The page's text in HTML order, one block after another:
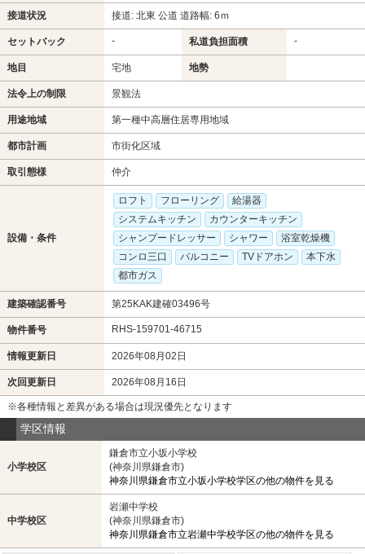
接道状況 接道: 北東 公道 道路幅: 6ｍ
セットバック - 私道負担面積 -
地目 宅地 地勢
法令上の制限 景観法
用途地域 第一種中高層住居専用地域
都市計画 市街化区域
取引態様 仲介
設備・条件
ロフト フローリング
給湯器
システムキッチン
カウンターキッチン
シャンプードレッサー
シャワー
浴室乾燥機
コンロ三口
バルコニー TVドアホン
本下水
都市ガス
建築確認番号 第25KAK建確03496号
物件番号 RHS-159701-46715
情報更新日 2026年08月02日
次回更新日 2026年08月16日
※各種情報と差異がある場合は現況優先となります
学区情報
小学校区
鎌倉市立小坂小学校
(神奈川県鎌倉市)
神奈川県鎌倉市立小坂小学校学区の他の物件を見る
中学校区
岩瀬中学校
(神奈川県鎌倉市)
神奈川県鎌倉市立岩瀬中学校学区の他の物件を見る